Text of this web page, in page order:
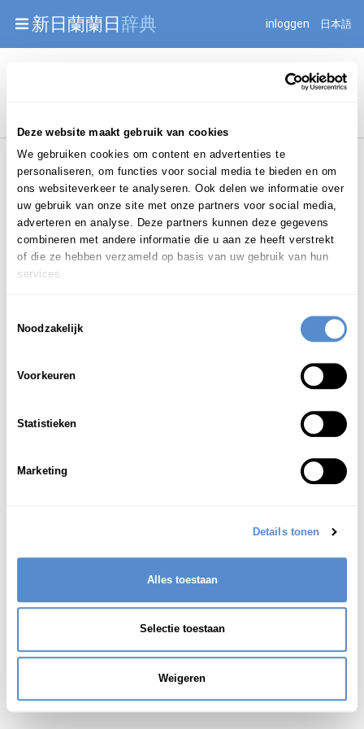
Deze website maakt gebruik van cookies
We gebruiken cookies om content en advertenties te
personaliseren, om functies voor social media te bieden en om
ons websiteverkeer te analyseren. Ook delen we informatie over
uw gebruik van onze site met onze partners voor social media,
adverteren en analyse. Deze partners kunnen deze gegevens
combineren met andere informatie die u aan ze heeft verstrekt
of die ze hebben verzameld op basis van uw gebruik van hun
services.
Noodzakelijk
Voorkeuren
Statistieken
Marketing
Details tonen
Alles toestaan
Selectie toestaan
Weigeren
Warning: Undefined array key "jnnjuid" in
/mnt/web216/d2/76/52236976/htdocs/jnnj-prod/search.php
新日蘭蘭日辞典 inloggen 日本語
Login om te bewerken ...
数寄屋
sukiyazukuri
Japanse traditionele, verfijnde bouwstijl
(waarbij elementen van een theehuis worden